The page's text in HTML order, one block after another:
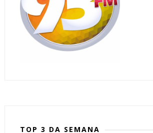
TOP 3 DA SEMANA